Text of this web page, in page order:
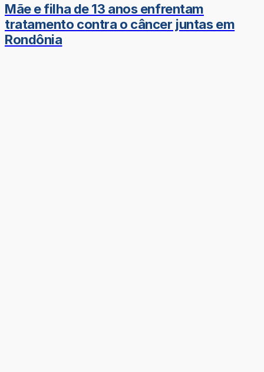
Mãe e filha de 13 anos enfrentam
tratamento contra o câncer juntas em
Rondônia